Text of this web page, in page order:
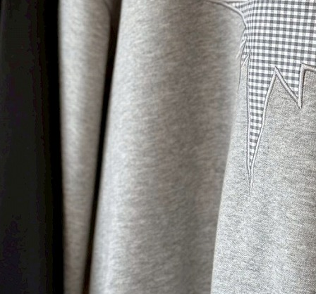
BLOG
LINE_ALBUM_2025AW-MNB_251022_191